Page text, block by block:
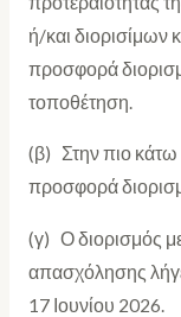
ή/και διορισίμων
προσφορά
τοποθέτηση.
(β) Στην πιο κάτω
προσφορά
(γ) Ο διορισμός
απασχόλησης
17 Ιουνίου 2026.